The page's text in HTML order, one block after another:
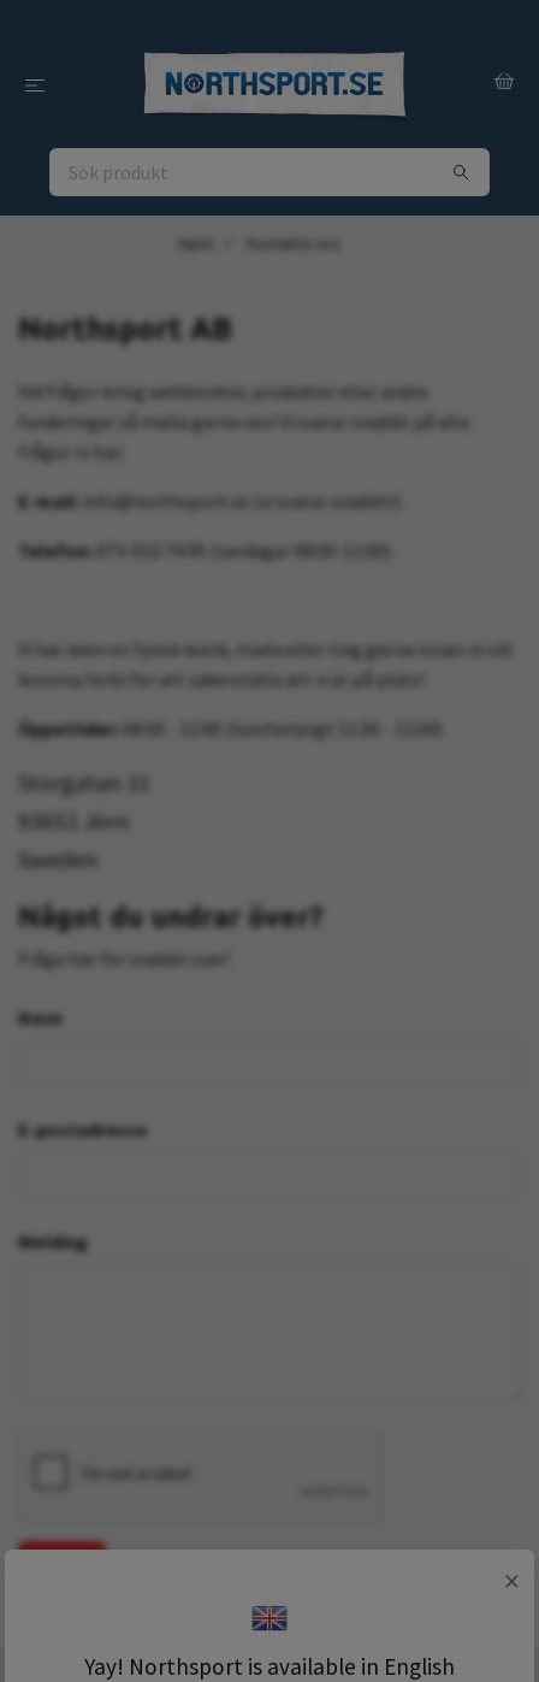
Hjem Kontakta oss
Northsport AB
Vid frågor kring webbordrar, produkter eller andra
funderingar så maila gärna oss! Vi svarar snabbt på alla
frågor ni har:
E-mail: info@northsport.se (vi svarar snabbt!)
Telefon: 073-022 74 95 (vardagar 08:00-11:00)
Vi har även en fysisk butik, maila eller ring gärna innan ni vill
komma förbi för att säkerställa att vi är på plats!
Öppettider: 08:00 - 11:00 (lunchstängt 11.00 - 12.00)
Storgatan 31
93651 Jörn
Sweden
Något du undrar över?
Fråga här för snabbt svar!
Navn
E-postadresse
Melding
×
Yay! Northsport is available in English